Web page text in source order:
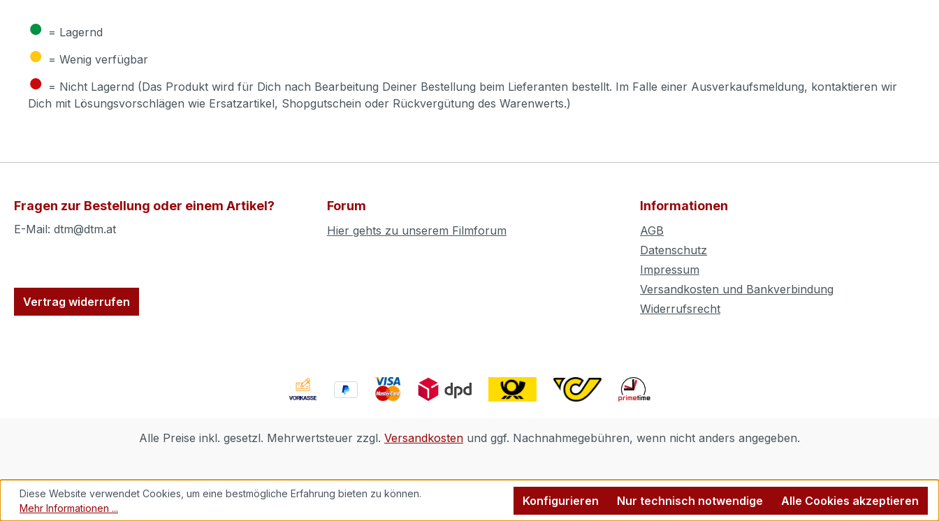
● = Lagernd
● = Wenig verfügbar
● = Nicht Lagernd (Das Produkt wird für Dich nach Bearbeitung Deiner Bestellung beim Lieferanten bestellt. Im Falle einer Ausverkaufsmeldung, kontaktieren wir
Dich mit Lösungsvorschlägen wie Ersatzartikel, Shopgutschein oder Rückvergütung des Warenwerts.)
Fragen zur Bestellung oder einem Artikel?
E-Mail: dtm@dtm.at
Vertrag widerrufen
Forum
Hier gehts zu unserem Filmforum
Informationen
AGB
Datenschutz
Impressum
Versandkosten und Bankverbindung
Widerrufsrecht
Alle Preise inkl. gesetzl. Mehrwertsteuer zzgl. Versandkosten und ggf. Nachnahmegebühren, wenn nicht anders angegeben.
Diese Website verwendet Cookies, um eine bestmögliche Erfahrung bieten zu können.
Mehr Informationen ...
Nur technisch notwendige
Konfigurieren Alle Cookies akzeptieren